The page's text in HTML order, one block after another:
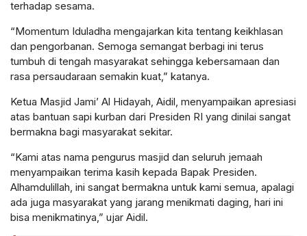
terhadap sesama.
“Momentum Iduladha mengajarkan kita tentang keikhlasan
dan pengorbanan. Semoga semangat berbagi ini terus
tumbuh di tengah masyarakat sehingga kebersamaan dan
rasa persaudaraan semakin kuat,” katanya.
Ketua Masjid Jami’ Al Hidayah, Aidil, menyampaikan apresiasi
atas bantuan sapi kurban dari Presiden RI yang dinilai sangat
bermakna bagi masyarakat sekitar.
“Kami atas nama pengurus masjid dan seluruh jemaah
menyampaikan terima kasih kepada Bapak Presiden.
Alhamdulillah, ini sangat bermakna untuk kami semua, apalagi
ada juga masyarakat yang jarang menikmati daging, hari ini
bisa menikmatinya,” ujar Aidil.